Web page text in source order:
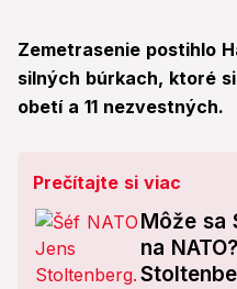
Zemetrasenie postihlo
silných búrkach, ktoré
obetí a 11 nezvestných.
Prečítajte si viac
Môže sa
na